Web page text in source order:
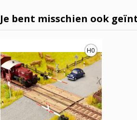
Je bent misschien ook
H0